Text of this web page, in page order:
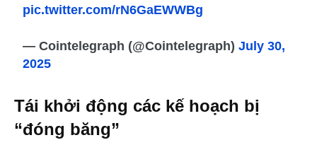
pic.twitter.com/rN6GaEWWBg
— Cointelegraph (@Cointelegraph)July 30,
2025
Tái khởi động các kế hoạch bị
“đóng băng”